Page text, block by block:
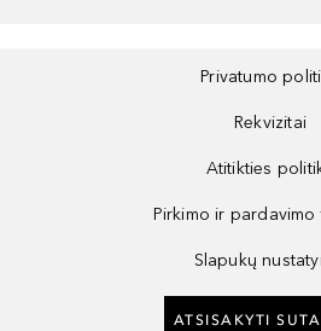
Privatumo
Rekvizitai
Atitikties
Pirkimo ir pardavimo
Slapukų
ATSISAKYTI